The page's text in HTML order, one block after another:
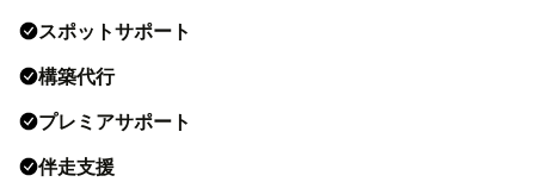
スポットサポート
構築代行
プレミアサポート
伴走支援